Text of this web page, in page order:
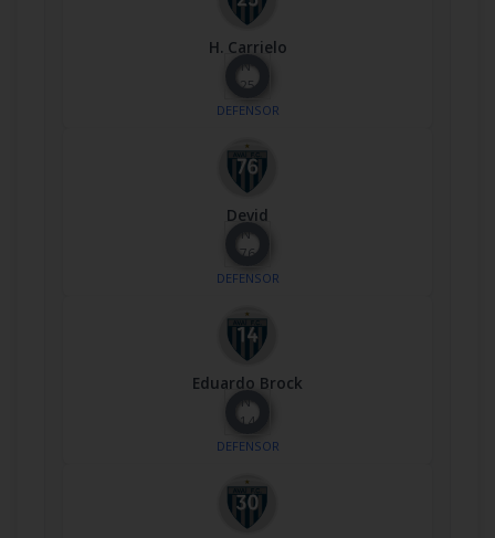
H. Carrielo
Nº
25
DEFENSOR
Devid
Nº
76
DEFENSOR
Eduardo Brock
Nº
14
DEFENSOR